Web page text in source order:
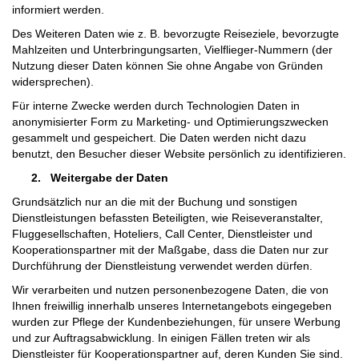
informiert werden.
Des Weiteren Daten wie z. B. bevorzugte Reiseziele, bevorzugte
Mahlzeiten und Unterbringungsarten, Vielflieger-Nummern (der
Nutzung dieser Daten können Sie ohne Angabe von Gründen
widersprechen).
Für interne Zwecke werden durch Technologien Daten in
anonymisierter Form zu Marketing- und Optimierungszwecken
gesammelt und gespeichert. Die Daten werden nicht dazu
benutzt, den Besucher dieser Website persönlich zu identifizieren.
2. Weitergabe der Daten
Grundsätzlich nur an die mit der Buchung und sonstigen
Dienstleistungen befassten Beteiligten, wie Reiseveranstalter,
Fluggesellschaften, Hoteliers, Call Center, Dienstleister und
Kooperationspartner mit der Maßgabe, dass die Daten nur zur
Durchführung der Dienstleistung verwendet werden dürfen.
Wir verarbeiten und nutzen personenbezogene Daten, die von
Ihnen freiwillig innerhalb unseres Internetangebots eingegeben
wurden zur Pflege der Kundenbeziehungen, für unsere Werbung
und zur Auftragsabwicklung. In einigen Fällen treten wir als
Dienstleister für Kooperationspartner auf, deren Kunden Sie sind.